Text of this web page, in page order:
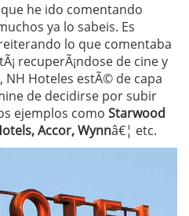
he ido comentando
ya lo sabeis. Es
lo que comentaba
recuperÃ¡ndose de cine y
NH Hoteles estÃ© de capa
de decidirse por subir
ejemplos como Starwood
Accor, Wynnâ€¦ etc.